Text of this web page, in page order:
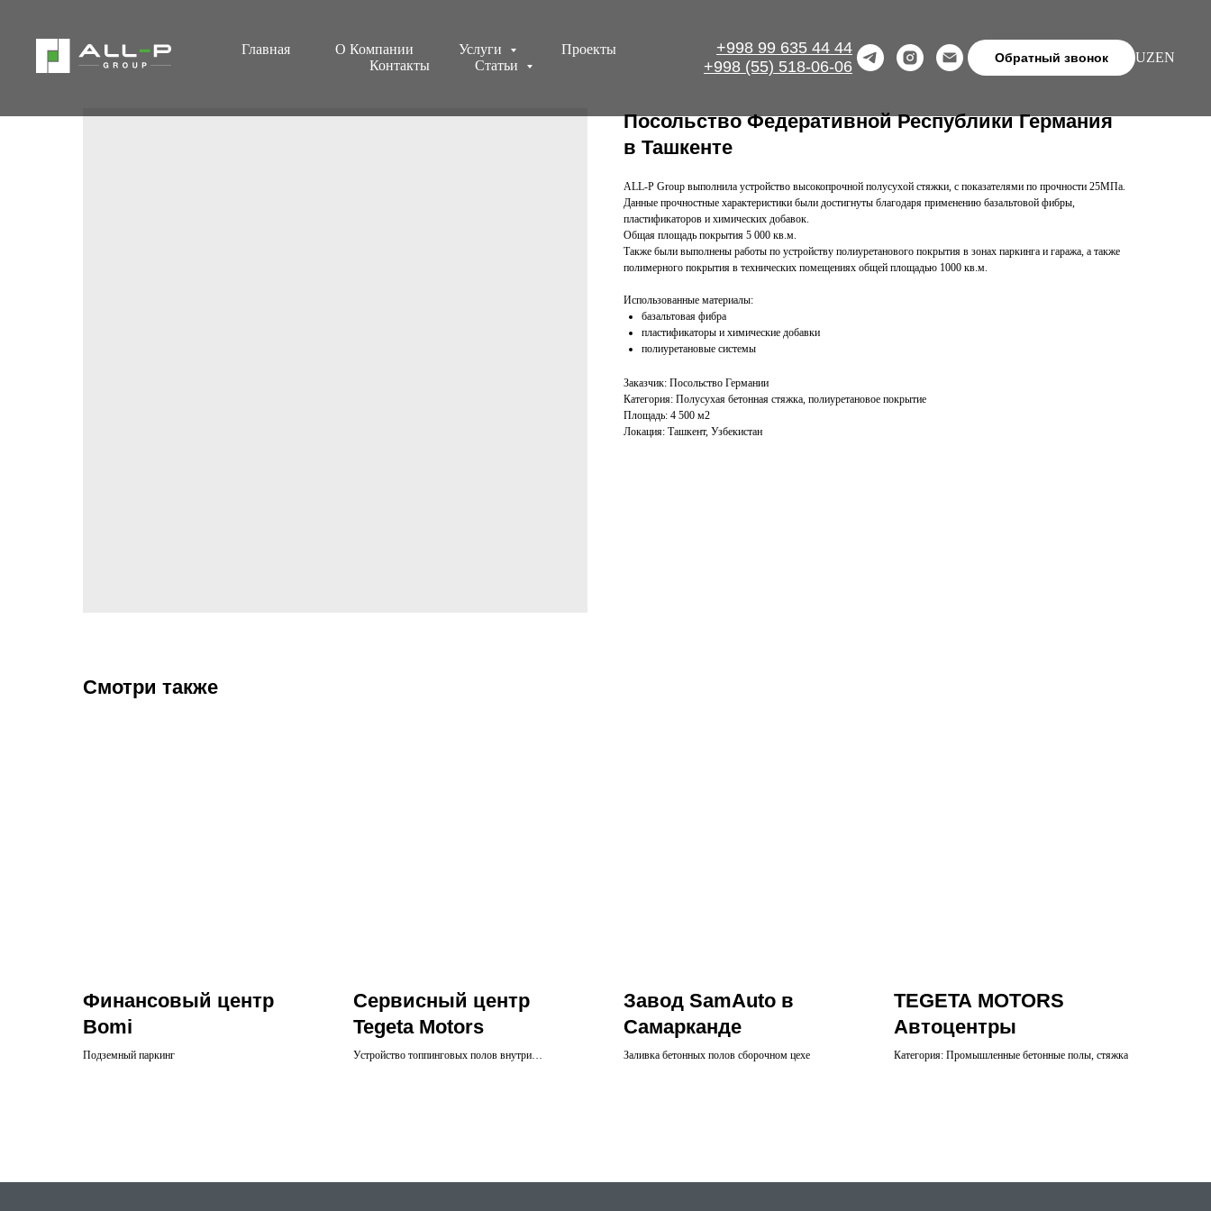
Главная О Компании Услуги
Проекты
Контакты
Статьи
+998 99 635 44 44
+998 (55) 518-06-06
Обратный звонок UZEN
Посольство Федеративной Республики Германия
в Ташкенте
ALL-P Group выполнила устройство высокопрочной полусухой стяжки, с показателями по прочности 25МПа.
Данные прочностные характеристики были достигнуты благодаря применению базальтовой фибры,
пластификаторов и химических добавок.
Общая площадь покрытия 5 000 кв.м.
Также были выполнены работы по устройству полиуретанового покрытия в зонах паркинга и гаража, а также
полимерного покрытия в технических помещениях общей площадью 1000 кв.м.
Использованные материалы:
базальтовая фибра
пластификаторы и химические добавки
полиуретановые системы
Заказчик: Посольство Германии
Категория: Полусухая бетонная стяжка, полиуретановое покрытие
Площадь: 4 500 м2
Локация: Ташкент, Узбекистан
Смотри также
Финансовый центр
Bomi
Подземный паркинг
Сервисный центр
Tegeta Motors
Устройство топпинговых полов внутри
Завод SamAuto в
Самарканде
Заливка бетонных полов сборочном цехе
TEGETA MOTORS
Автоцентры
Категория: Промышленные бетонные полы, стяжка